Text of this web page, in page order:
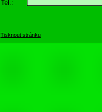
Tel.:
Tisknout stránku